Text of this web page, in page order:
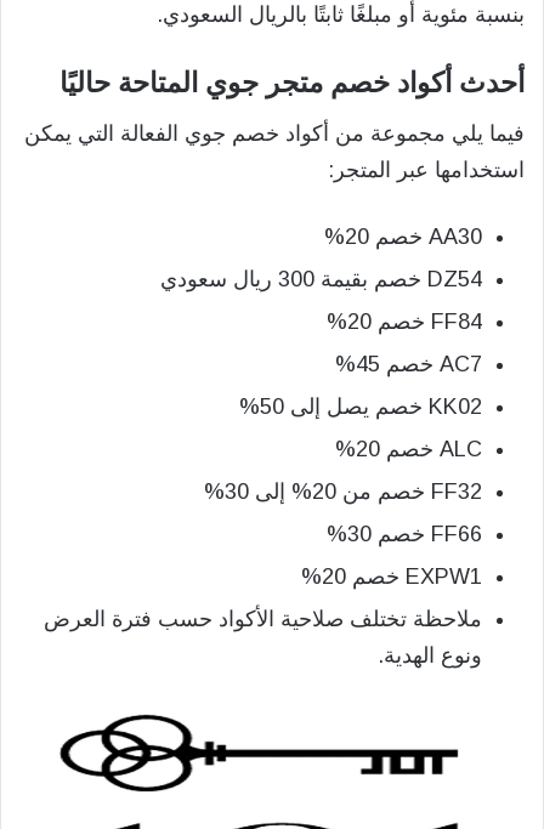
بنسبة مئوية أو مبلغًا ثابتًا بالريال السعودي.
أحدث أكواد خصم متجر جوي المتاحة حاليًا
فيما يلي مجموعة من أكواد خصم جوي الفعالة التي يمكن
استخدامها عبر المتجر:
AA30 خصم 20%
DZ54 خصم بقيمة 300 ريال سعودي
FF84 خصم 20%
AC7 خصم 45%
KK02 خصم يصل إلى 50%
ALC خصم 20%
FF32 خصم من 20% إلى 30%
FF66 خصم 30%
EXPW1 خصم 20%
ملاحظة تختلف صلاحية الأكواد حسب فترة العرض
ونوع الهدية.